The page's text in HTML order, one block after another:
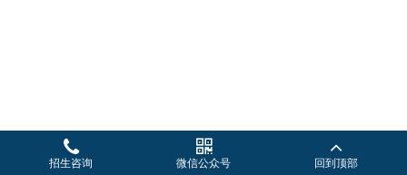
招生咨询 微信公众号 回到顶部